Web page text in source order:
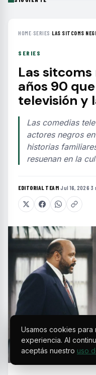
HOME› SERIES ›LAS SITCOMS
SERIES
Las sitcoms
años 90
televisión y
Las comedias
actores negros
historias
resuenan en la
EDITORIAL TEAM·Jul 16, 2026·3
Usamos cookies para
experiencia. Al
aceptás nuestro uso